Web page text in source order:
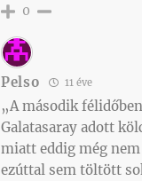
0
Pelso 11 éve
„A második
Galatasaray adott
miatt eddig még
ezúttal sem töltött